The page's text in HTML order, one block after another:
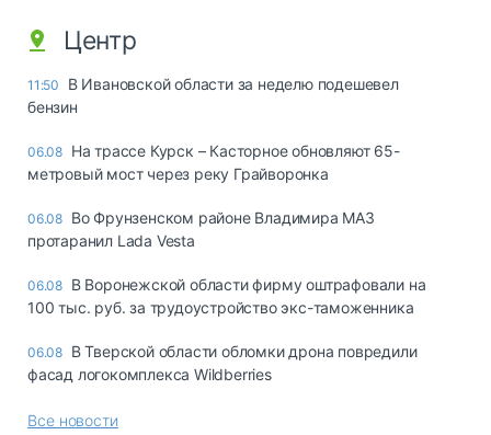
Центр
11:50
В Ивановской области за неделю подешевел
бензин
06.08 На трассе Курск – Касторное обновляют 65-
метровый мост через реку Грайворонка
06.08 Во Фрунзенском районе Владимира МАЗ
протаранил Lada Vesta
06.08 В Воронежской области фирму оштрафовали на
100 тыс. руб. за трудоустройство экс-таможенника
06.08 В Тверской области обломки дрона повредили
фасад логокомплекса Wildberries
Все новости